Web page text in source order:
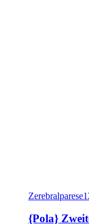
Zerebralparese
{Pola}